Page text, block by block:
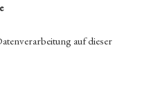
auf dieser